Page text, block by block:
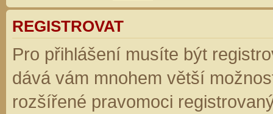
REGISTROVAT
Pro přihlášení musíte být
dává vám mnohem větší
rozšířené pravomoci